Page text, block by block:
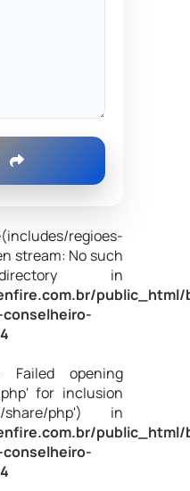
regioes-
stream: No such
in
public_html/
opening
for inclusion
share/php') in
public_html/